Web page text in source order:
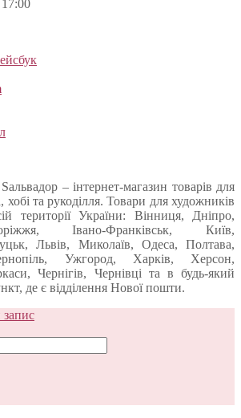
– інтернет-магазин товарів для
хобі та рукоділля. Товари для художників
території України: Вінниця, Дніпро,
Івано-Франківськ, Київ,
Львів, Миколаїв, Одеса, Полтава,
Ужгород, Харків, Херсон,
Чернігів, Чернівці та в будь-який
де є відділення Нової пошти.
запис